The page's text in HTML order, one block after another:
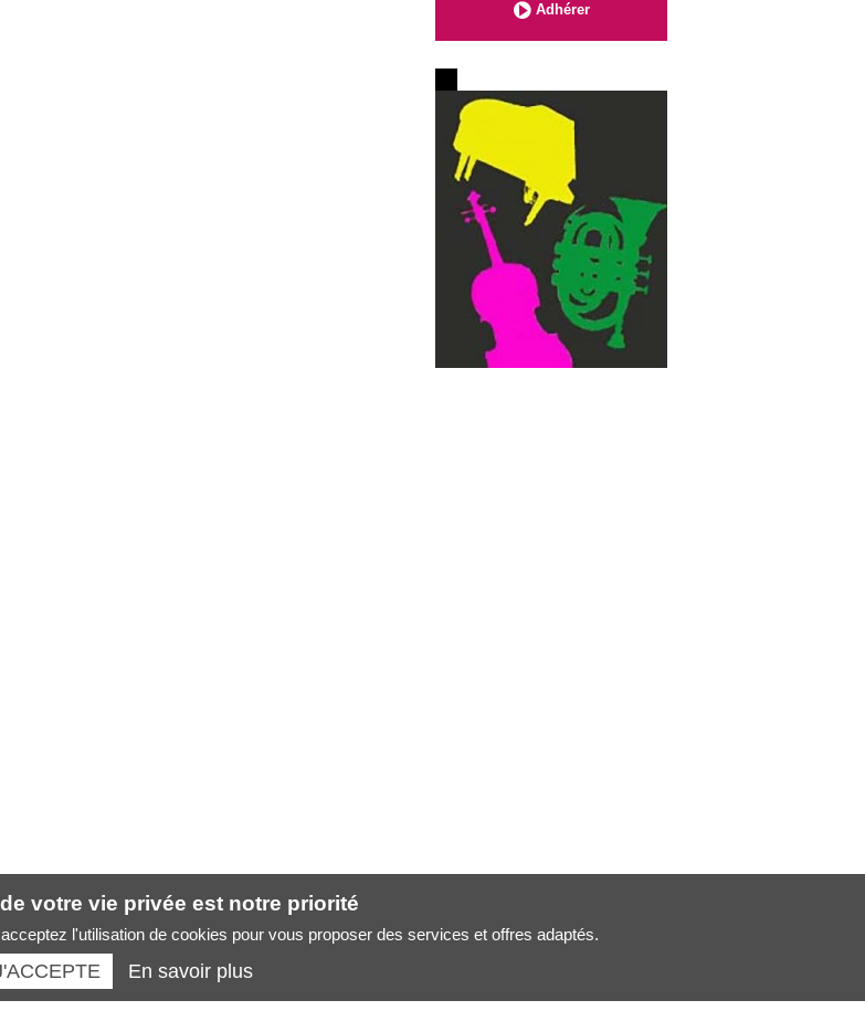
Adhérer
votre vie privée est notre priorité
l'utilisation de cookies pour vous proposer des services et offres adaptés.
En savoir plus